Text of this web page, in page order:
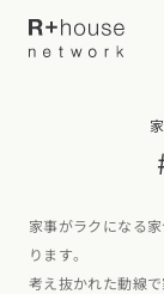
イベン
近くの
家事がラクになる
ります。
考え抜かれた動線